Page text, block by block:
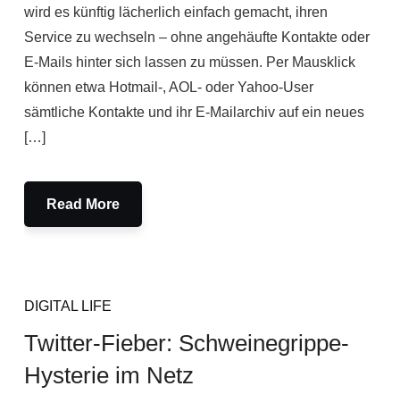
wird es künftig lächerlich einfach gemacht, ihren
Service zu wechseln – ohne angehäufte Kontakte oder
E-Mails hinter sich lassen zu müssen. Per Mausklick
können etwa Hotmail-, AOL- oder Yahoo-User
sämtliche Kontakte und ihr E-Mailarchiv auf ein neues
[…]
Read More
DIGITAL LIFE
Twitter-Fieber: Schweinegrippe-
Hysterie im Netz